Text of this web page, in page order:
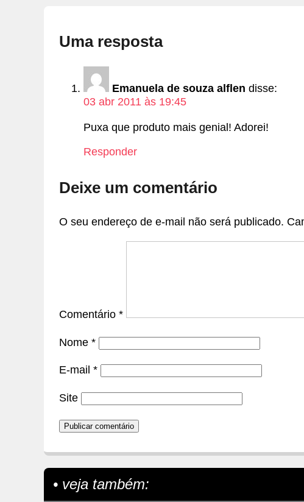
Uma resposta
Emanuela de souza alflen disse:
03 abr 2011 às 19:45
Puxa que produto mais genial! Adorei!
Responder
Deixe um comentário
O seu endereço de e-mail não será publicado.
Comentário *
Nome *
E-mail *
Site
• veja também: